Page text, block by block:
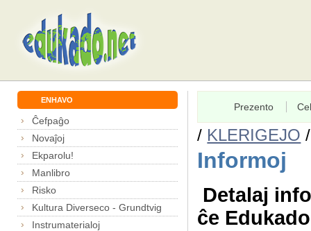
ENHAVO
Ĉefpaĝo
Novaĵoj
Ekparolu!
Manlibro
Risko
Kultura Diverseco - Grundtvig
Instrumaterialoj
Prezento
/ KLERIGEJO
Informoj
Detalaj
ĉe